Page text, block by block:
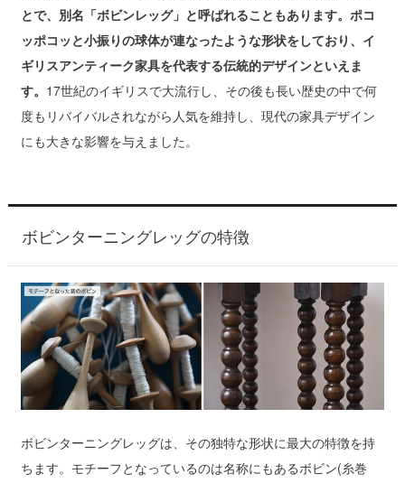
とで、別名「ボビンレッグ」と呼ばれることもあります。ポコ
ッポコッと小振りの球体が連なったような形状をしており、イ
ギリスアンティーク家具を代表する伝統的デザインといえま
す。 17世紀のイギリスで大流行し、その後も長い歴史の中で何
度もリバイバルされながら人気を維持し、現代の家具デザイン
にも大きな影響を与えました。
ボビンターニングレッグの特徴
ボビンターニングレッグは、その独特な形状に最大の特徴を持
ちます。モチーフとなっているのは名称にもあるボビン(糸巻